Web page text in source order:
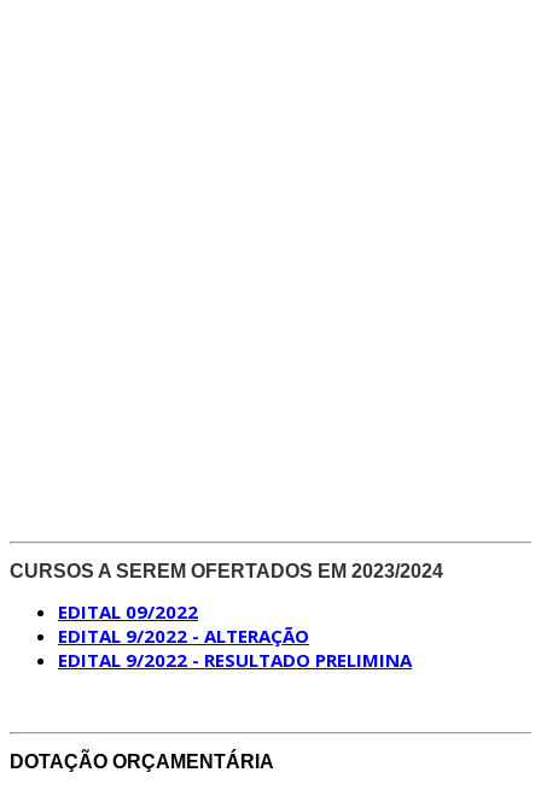
CURSOS A SEREM OFERTADOS EM 2023/2024
EDITAL 09/2022
EDITAL 9/2022 - ALTERAÇÃO
EDITAL 9/2022 - RESULTADO PRELIMINA
DOTAÇÃO ORÇAMENTÁRIA